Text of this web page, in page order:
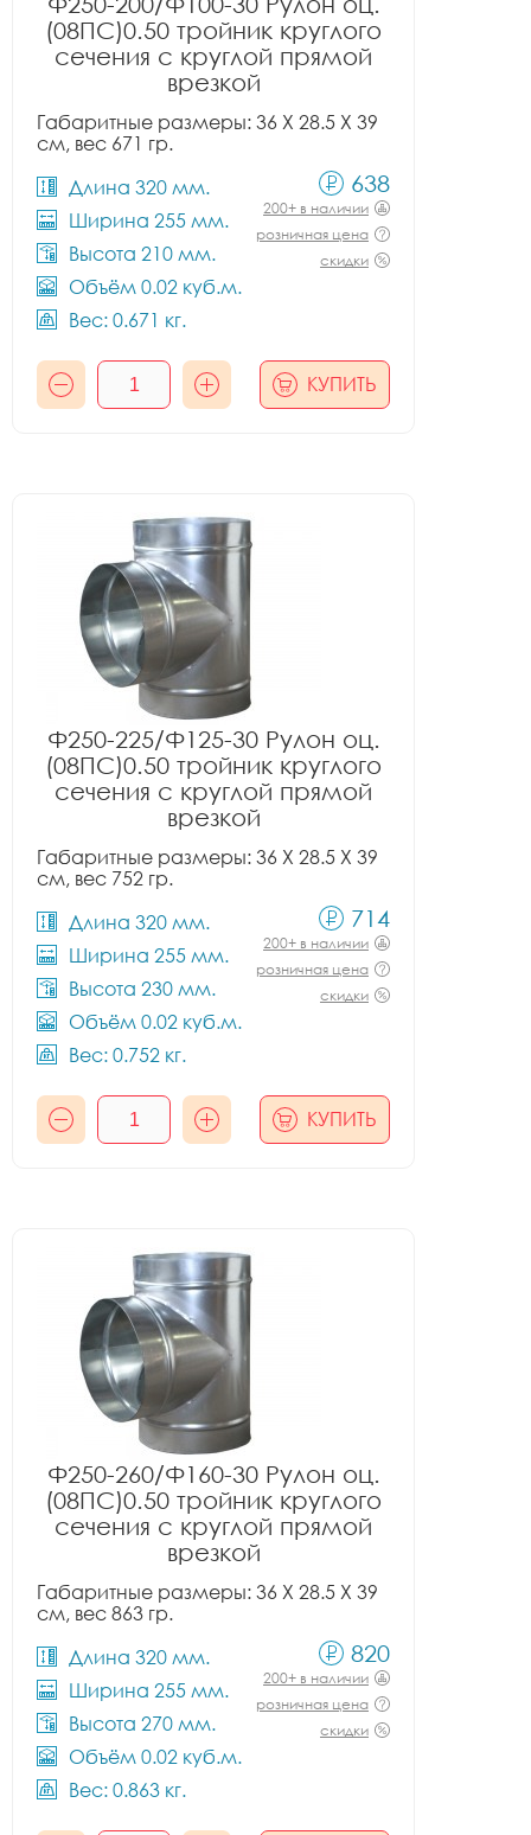
(08ПС)0.50 тройник круглого
сечения с круглой прямой
врезкой
Габаритные размеры: 36 X 28.5 X 39
см, вес 671 гр.
Длина 320 мм.
Ширина 255 мм.
Высота 210 мм.
Объём 0.02 куб.м.
Вес: 0.671 кг.
638
200+ в наличии
розничная цена
скидки
КУПИТЬ
Ф250-225/Ф125-30 Рулон оц.
(08ПС)0.50 тройник круглого
сечения с круглой прямой
врезкой
Габаритные размеры: 36 X 28.5 X 39
см, вес 752 гр.
Длина 320 мм.
Ширина 255 мм.
Высота 230 мм.
Объём 0.02 куб.м.
Вес: 0.752 кг.
714
200+ в наличии
розничная цена
скидки
КУПИТЬ
Ф250-260/Ф160-30 Рулон оц.
(08ПС)0.50 тройник круглого
сечения с круглой прямой
врезкой
Габаритные размеры: 36 X 28.5 X 39
см, вес 863 гр.
Длина 320 мм.
Ширина 255 мм.
Высота 270 мм.
Объём 0.02 куб.м.
Вес: 0.863 кг.
820
200+ в наличии
розничная цена
скидки